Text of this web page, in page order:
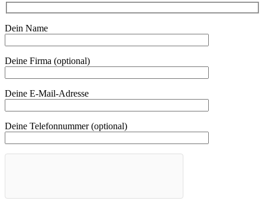
Dein Name
Deine Firma (optional)
Deine E-Mail-Adresse
Deine Telefonnummer (optional)